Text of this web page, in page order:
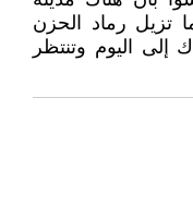
تزيل رماد الحزن
إلى اليوم وتنتظر